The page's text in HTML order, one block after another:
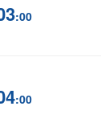
:00
:00